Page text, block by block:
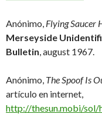
Anónimo, Flying Saucer
Merseyside
Bulletin, august 1967.
Anónimo, The Spoof Is
artículo en internet,
http://thesun.mobi/sol/